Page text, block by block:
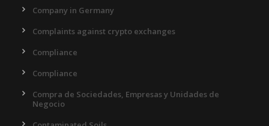
Company in Germany
Complaints against crypto exchanges
Compliance
Compliance
Compra de Sociedades, Empresas y Unidades de
Negocio